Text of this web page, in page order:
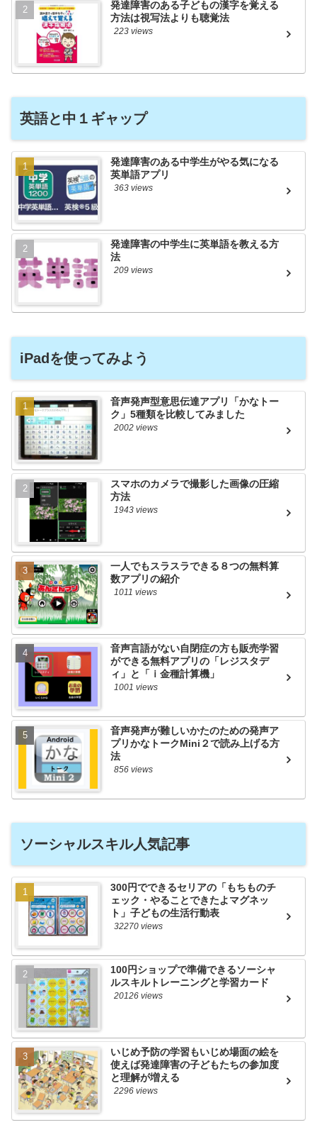
発達障害のある子どもの漢字を覚える
方法は視写法よりも聴覚法
223 views
英語と中１ギャップ
発達障害のある中学生がやる気になる
英単語アプリ
363 views
発達障害の中学生に英単語を教える方
法
209 views
iPadを使ってみよう
音声発声型意思伝達アプリ「かなトー
ク」5種類を比較してみました
2002 views
スマホのカメラで撮影した画像の圧縮
方法
1943 views
一人でもスラスラできる８つの無料算
数アプリの紹介
1011 views
音声言語がない自閉症の方も販売学習
ができる無料アプリの「レジスタデ
ィ」と「ｉ金種計算機」
1001 views
音声発声が難しいかたのための発声ア
プリかなトークMini２で読み上げる方
法
856 views
ソーシャルスキル人気記事
300円でできるセリアの「もちものチ
ェック・やることできたよマグネッ
ト」子どもの生活行動表
32270 views
100円ショップで準備できるソーシャ
ルスキルトレーニングと学習カード
20126 views
いじめ予防の学習もいじめ場面の絵を
使えば発達障害の子どもたちの参加度
と理解が増える
2296 views